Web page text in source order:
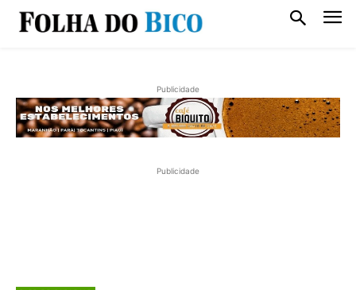
Publicidade
Publicidade